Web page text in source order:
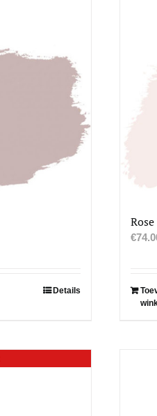
Details
€